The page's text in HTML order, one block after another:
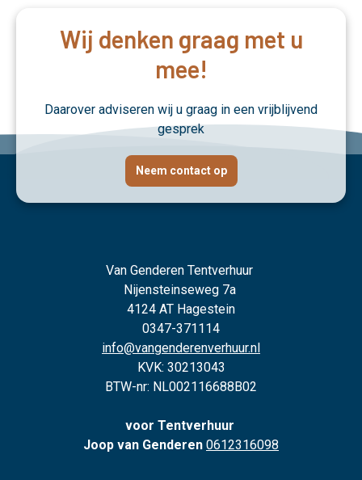
Wij denken graag met u
mee!
Daarover adviseren wij u graag in een vrijblijvend
gesprek
Neem contact op
Van Genderen Tentverhuur
Nijensteinseweg 7a
4124 AT Hagestein
0347-371114
info@vangenderenverhuur.nl
KVK: 30213043
BTW-nr: NL002116688B02
voor Tentverhuur
Joop van Genderen 0612316098